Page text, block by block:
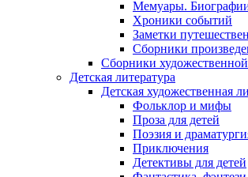
Мемуары.
Хроники событий
Заметки
Сборники
Сборники
Детская литература
Детская художественная
Фольклор и мифы
Проза для детей
Поэзия и
Приключения
Детективы для детей